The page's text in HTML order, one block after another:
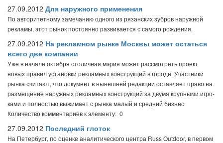
27.09.2012 Для наружного применения
По авторитетному замечанию одного из рязанских зубров наружной
рекламы, этот рынок постоянно развивается с самого рождения.
27.09.2012 На рекламном рынке Москвы может остаться
всего две компании
Уже в начале октября столичная мэрия может рассмотреть проект
новых правил установки рекламных конст­рукций в городе. Участники
рынка считают, что документ в нынешней редакции оставляет право на
размещение наружных рекламных конст­рукций за двумя крупными игро­
ками и полностью выжимает с рынка малый и средний бизнес
Количество комментариев к элементу: 0
27.09.2012 Последний глоток
На Петербург, по оценке аналитического центра Russ Outdoor, в первом